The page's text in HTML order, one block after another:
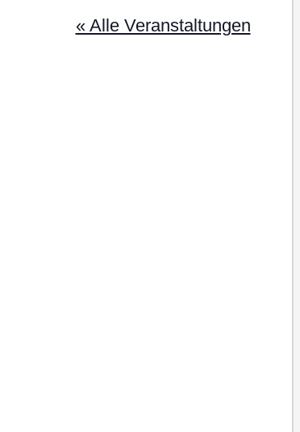
« Alle Veranstaltungen